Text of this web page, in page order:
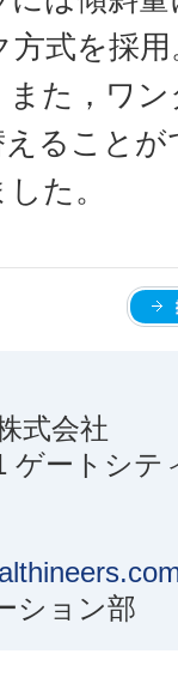
式を採
た，ワ
ること
た。
式会社
ゲートシ
ション部